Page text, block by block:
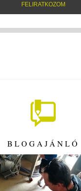
BLOGAJÁNLÓ